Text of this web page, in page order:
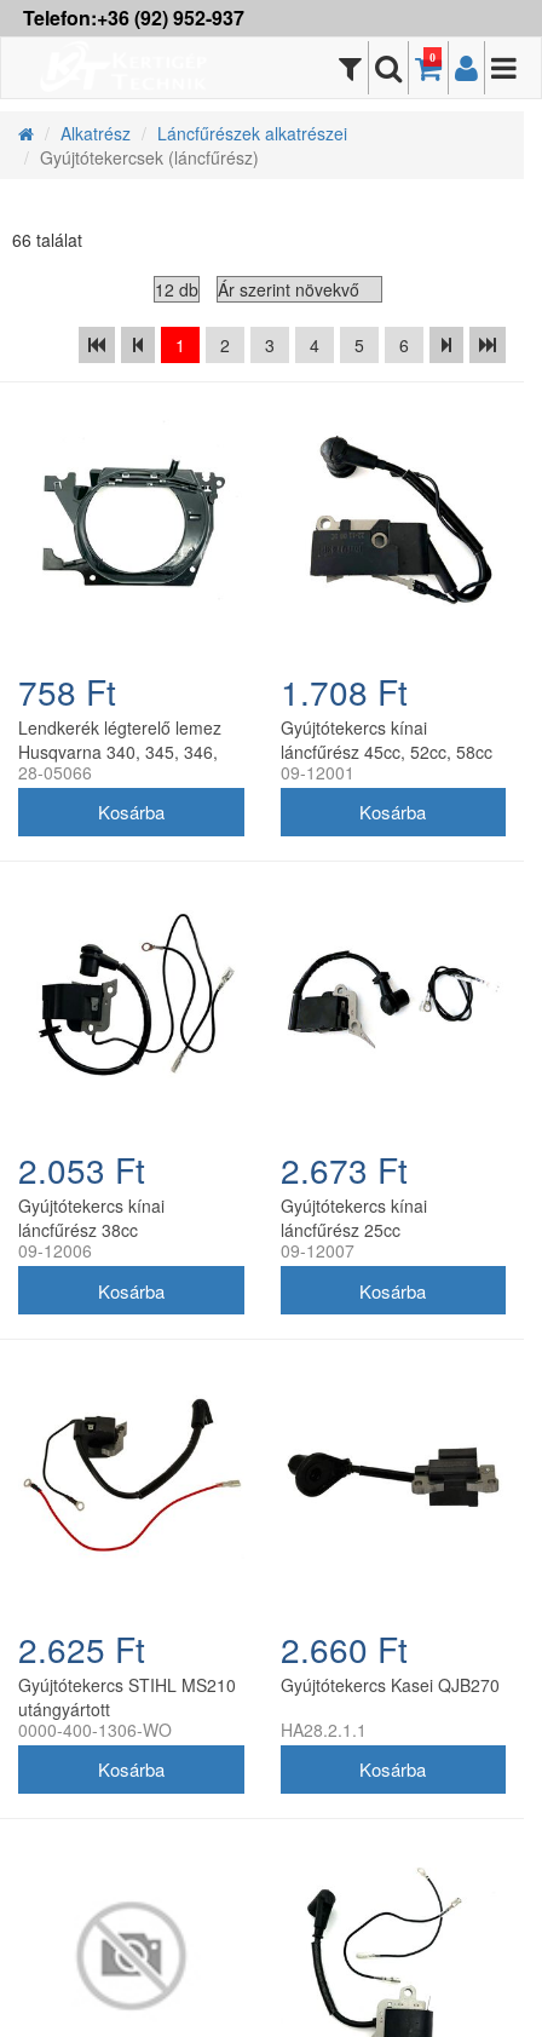
Telefon:+36 (92) 952-937
0
Alkatrész
Láncfűrészek alkatrészei
Gyújtótekercsek (láncfűrész)
66 találat
1 2 3 4 5 6
758 Ft
Lendkerék légterelő lemez
Husqvarna 340, 345, 346,
350
28-05066
1.708 Ft
Gyújtótekercs kínai
láncfűrész 45cc, 52cc, 58cc
09-12001
2.053 Ft
Gyújtótekercs kínai
láncfűrész 38cc
09-12006
2.673 Ft
Gyújtótekercs kínai
láncfűrész 25cc
09-12007
2.625 Ft
Gyújtótekercs STIHL MS210
utángyártott
0000-400-1306-WO
2.660 Ft
Gyújtótekercs Kasei QJB270
HA28.2.1.1